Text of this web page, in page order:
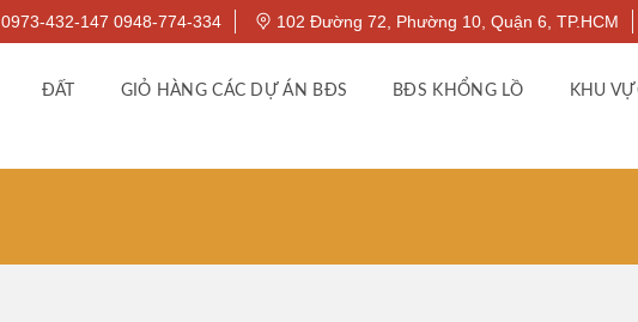
0973-432-147 0948-774-334 102 Đường 72, Phường 10, Quận 6, TP.HCM
ĐẤT GIỎ HÀNG CÁC DỰ ÁN BĐS BĐS KHỔNG LỒ KHU